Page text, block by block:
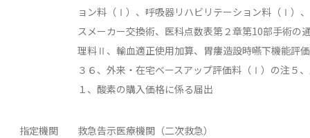
ョン料（Ⅰ）、呼吸器リハビリテーション料（Ⅰ）
スメーカー交換術、医科点数表第２章第10部手術の
理料Ⅱ、輸血適正使用加算、胃瘻造設時嚥下機能評
３６、外来・在宅ベースアップ評価料（Ⅰ）の注５
１、酸素の購入価格に係る届出
指定機関
救急告示医療機関（二次救急）